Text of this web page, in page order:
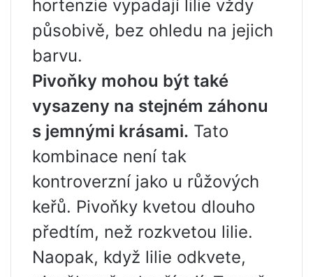
hortenzie vypadají lilie vždy
působivě, bez ohledu na jejich
barvu.
Pivoňky mohou být také
vysazeny na stejném záhonu
s jemnými krásami. Tato
kombinace není tak
kontroverzní jako u růžových
keřů. Pivoňky kvetou dlouho
předtím, než rozkvetou lilie.
Naopak, když lilie odkvete,